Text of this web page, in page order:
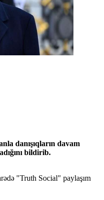
danışıqların davam
bildirib.
"Truth Social" paylaşım